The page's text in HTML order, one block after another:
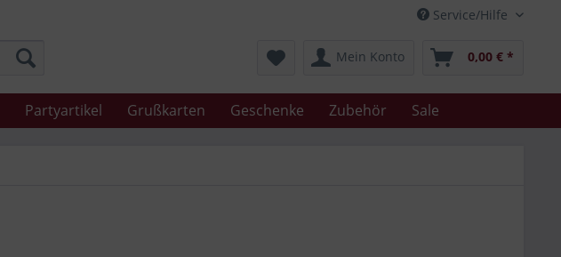
Service/Hilfe
Mein Konto 0,00 € *
Partyartikel Grußkarten Geschenke Zubehör Sale